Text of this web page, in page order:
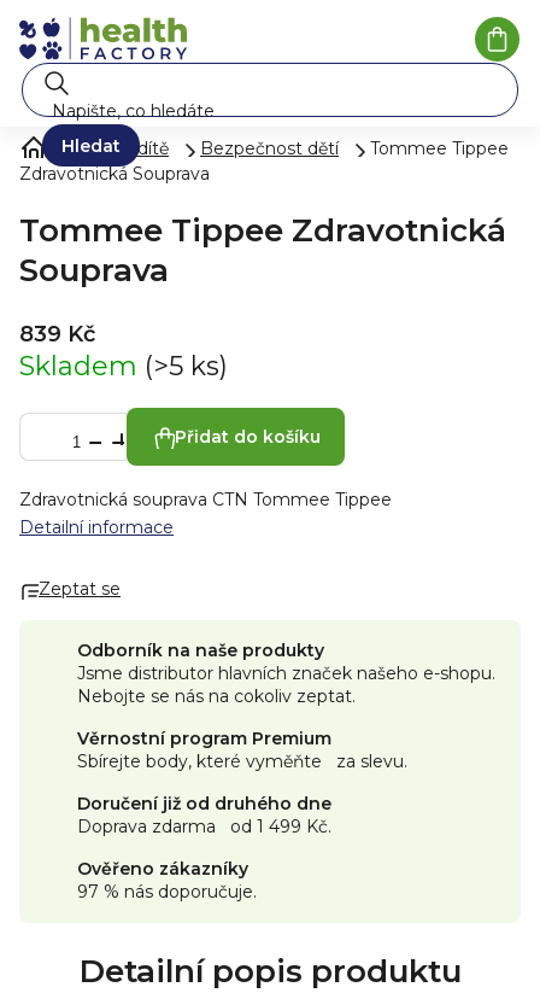
na
obsah
Hledat
Péče o dítě Bezpečnost dětí
Tommee Tippee
Zdravotnická Souprava
Tommee Tippee Zdravotnická
Souprava
839 Kč
Skladem (>5 ks)
Přidat do košíku
Zdravotnická souprava CTN Tommee Tippee
Detailní informace
Zeptat se
Odborník na naše produkty
Jsme distributor hlavních značek našeho e-shopu.
Nebojte se nás na cokoliv zeptat.
Věrnostní program Premium
Sbírejte body, které vyměňte za slevu.
Doručení již od druhého dne
Doprava zdarma od 1 499 Kč.
Ověřeno zákazníky
97 % nás doporučuje.
Detailní popis produktu